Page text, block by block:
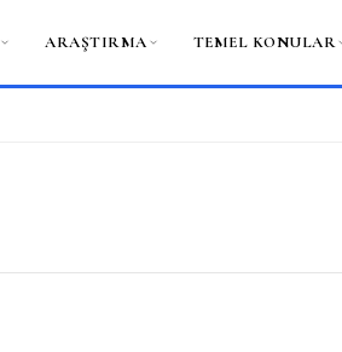
ARAŞTIRMA TEMEL KONULAR